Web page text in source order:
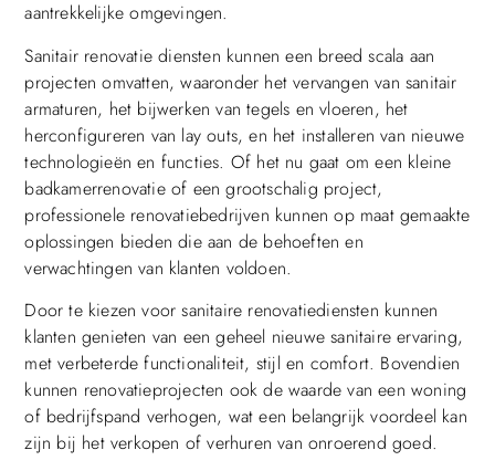
aantrekkelijke omgevingen.
Sanitair renovatie diensten kunnen een breed scala aan
projecten omvatten, waaronder het vervangen van sanitair
armaturen, het bijwerken van tegels en vloeren, het
herconfigureren van lay outs, en het installeren van nieuwe
technologieën en functies. Of het nu gaat om een kleine
badkamerrenovatie of een grootschalig project,
professionele renovatiebedrijven kunnen op maat gemaakte
oplossingen bieden die aan de behoeften en
verwachtingen van klanten voldoen.
Door te kiezen voor sanitaire renovatiediensten kunnen
klanten genieten van een geheel nieuwe sanitaire ervaring,
met verbeterde functionaliteit, stijl en comfort. Bovendien
kunnen renovatieprojecten ook de waarde van een woning
of bedrijfspand verhogen, wat een belangrijk voordeel kan
zijn bij het verkopen of verhuren van onroerend goed.